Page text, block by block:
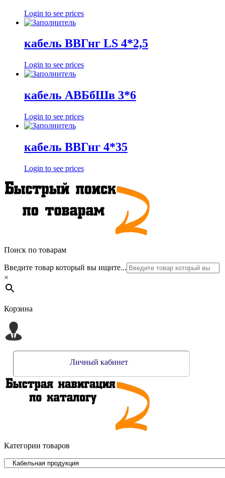
Login to see prices
кабель ВВГнг LS 4*2,5
Login to see prices
кабель АВБбШв 3*6
Login to see prices
кабель ВВГнг 4*35
Login to see prices
Поиск по товарам
Введите товар который вы ищите...
×
Корзина
Личный кабинет
Категории товаров